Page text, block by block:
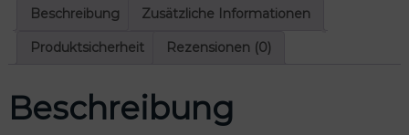
Beschreibung Zusätzliche Informationen
Produktsicherheit Rezensionen (0)
Beschreibung